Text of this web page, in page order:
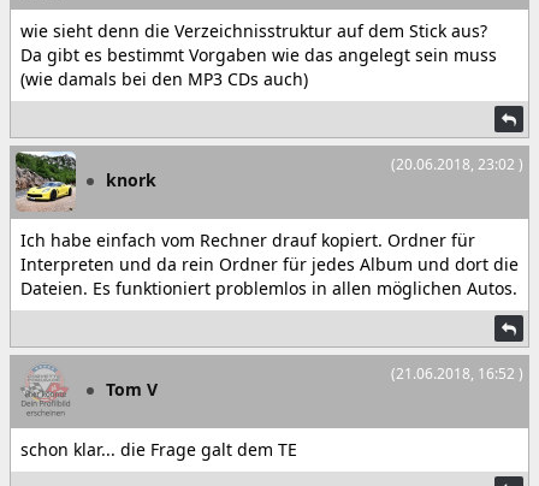
wie sieht denn die Verzeichnisstruktur auf dem Stick aus?
Da gibt es bestimmt Vorgaben wie das angelegt sein muss
(wie damals bei den MP3 CDs auch)
(20.06.2018, 23:02 )
knork
Ich habe einfach vom Rechner drauf kopiert. Ordner für
Interpreten und da rein Ordner für jedes Album und dort die
Dateien. Es funktioniert problemlos in allen möglichen Autos.
(21.06.2018, 16:52 )
Tom V
schon klar... die Frage galt dem TE